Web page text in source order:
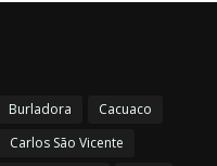
Burladora
Cacuaco
Carlos São Vicente